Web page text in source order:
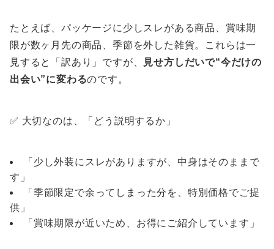
たとえば、パッケージに少しスレがある商品、賞味期
限が数ヶ月先の商品、季節を外した雑貨。これらは一
見すると「訳あり」ですが、
見せ方しだいで“今だけの
出会い”に変わるのです。
✅ 大切なのは、「どう説明するか」
「少し外装にスレがありますが、中身はそのままで
す」
「季節限定で余ってしまった分を、特別価格でご提
供」
「賞味期限が近いため、お得にご紹介しています」